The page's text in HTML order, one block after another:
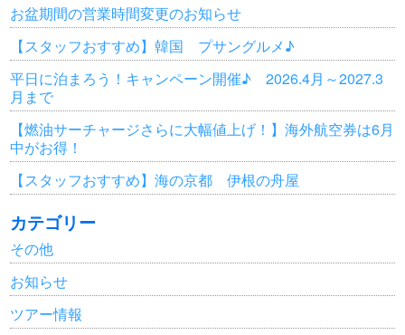
お盆期間の営業時間変更のお知らせ
【スタッフおすすめ】韓国 プサングルメ♪
平日に泊まろう！キャンペーン開催♪ 2026.4月～2027.3
月まで
【燃油サーチャージさらに大幅値上げ！】海外航空券は6月
中がお得！
【スタッフおすすめ】海の京都 伊根の舟屋
カテゴリー
その他
お知らせ
ツアー情報